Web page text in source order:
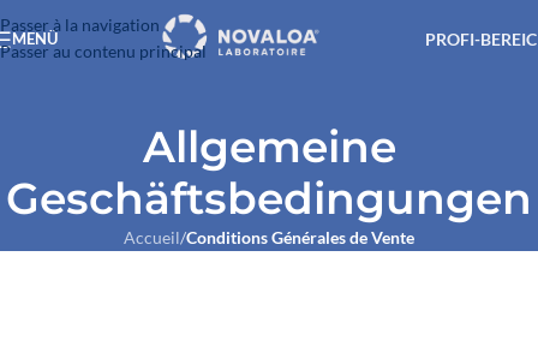
Passer à la navigation
Passer au contenu principal
MENÜ PROFI-
Allgemeine
Geschäftsbedingungen
Accueil/Conditions Générales de Vente